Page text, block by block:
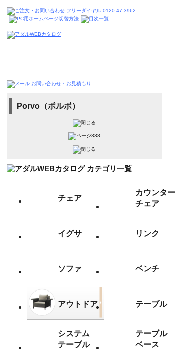
Porvo（ポルボ）
チェア
カウンター
チェア
イグサ リンク
ソファ ベンチ
アウトドア テーブル
システム
テーブル
テーブル
ベース